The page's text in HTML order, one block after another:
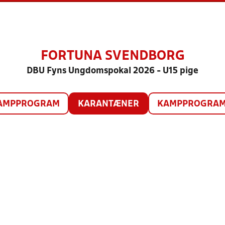
FORTUNA SVENDBORG
DBU Fyns Ungdomspokal 2026 - U15 pige
KARANTÆNER